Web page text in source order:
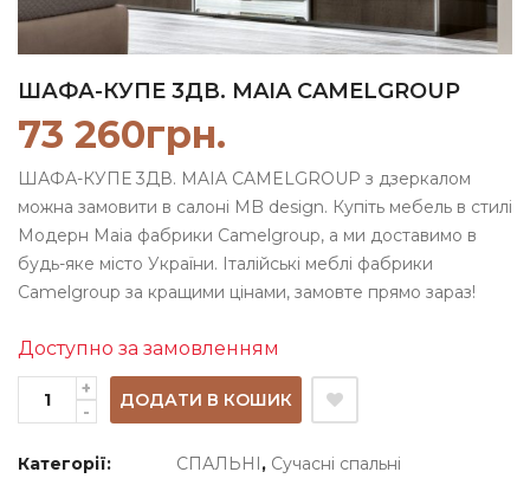
ШАФА-КУПЕ 3ДВ. MAIA CAMELGROUP
73 260грн.
ШАФА-КУПЕ 3ДВ. MAIA CAMELGROUP з дзеркалом
можна замовити в салоні MB design. Купіть мебель в стилі
Модерн Maia фабрики Camelgroup, а ми доставимо в
будь-яке місто України. Італійські меблі фабрики
Camelgroup за кращими цінами, замовте прямо зараз!
Доступно за замовленням
ДОДАТИ В КОШИК
Категорії: СПАЛЬНІ, Сучасні спальні